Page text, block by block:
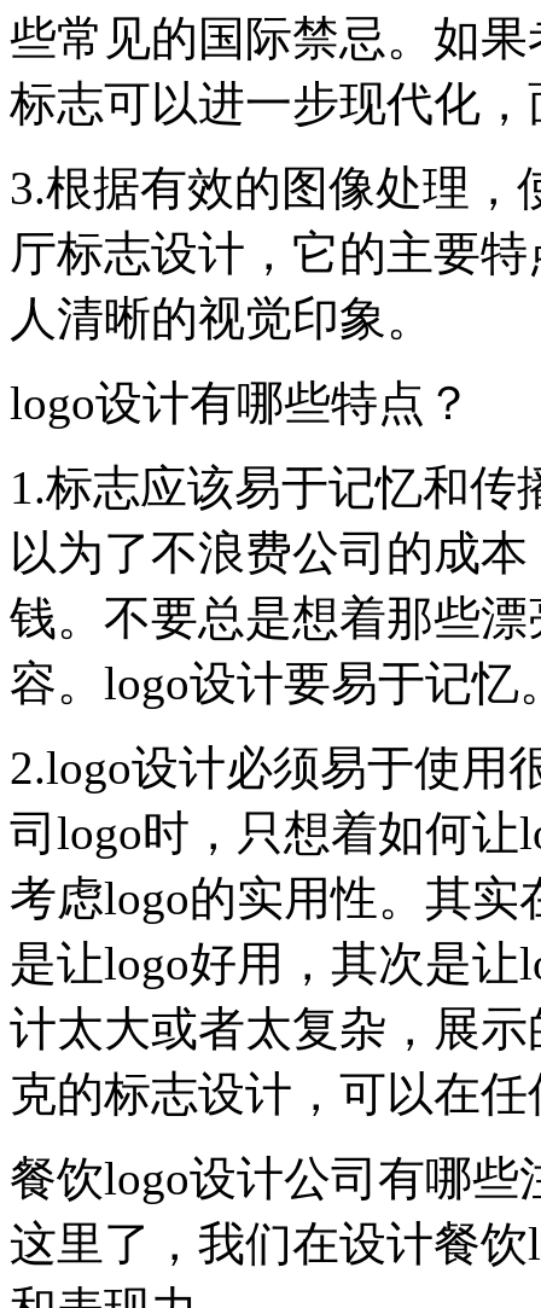
些常见的国际禁忌。如
标志可以进一步现代化
3.根据有效的图像处理
厅标志设计，它的主要
人清晰的视觉印象。
logo设计有哪些特点？
1.标志应该易于记忆和传
以为了不浪费公司的成
钱。不要总是想着那些
容。logo设计要易于记忆
2.logo设计必须易于使用
司logo时，只想着如何
考虑logo的实用性。其
是让logo好用，其次是
计太大或者太复杂，展
克的标志设计，可以在
餐饮logo设计公司有哪
这里了，我们在设计餐